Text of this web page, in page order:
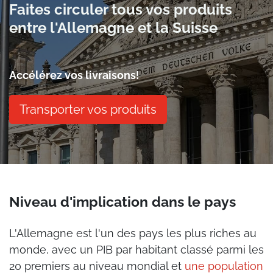
Faites circuler tous vos produits
entre l'Allemagne et la Suisse
Accélérez vos livraisons!
Transporter vos produits
Niveau d'implication dans le pays
L'Allemagne est l'un des pays les plus riches au
monde, avec un PIB par habitant classé parmi les
20 premiers au niveau mondial et une population